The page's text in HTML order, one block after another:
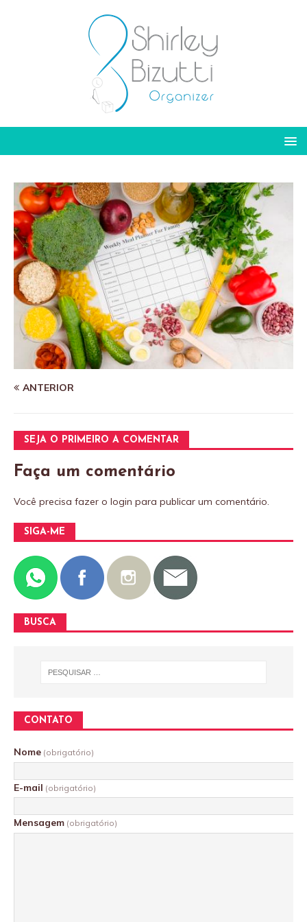
ANTERIOR
SEJA O PRIMEIRO A COMENTAR
Faça um comentário
Você precisa fazer o login para publicar um comentário.
SIGA-ME
BUSCA
CONTATO
Nome (obrigatório)
E-mail (obrigatório)
Mensagem (obrigatório)